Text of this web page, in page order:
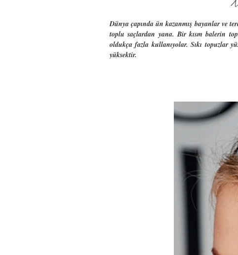
Dünya çapında ün kazanmış bayanlar ve
toplu saçlardan yana. Bir kısm balerin
oldukça fazla kullanıyolar. Sıkı topuzlar
yüksektir.